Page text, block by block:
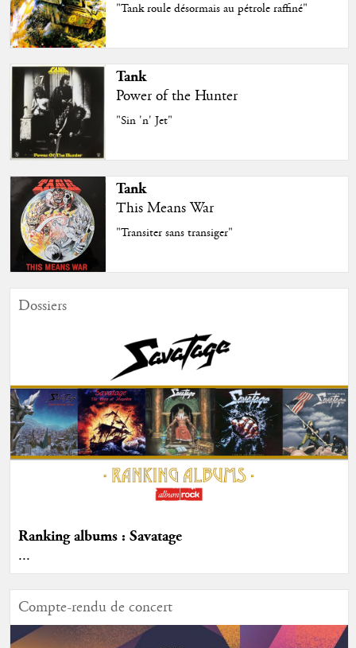
"Tank roule désormais au pétrole raffiné"
Tank
Power of the Hunter
"Sin 'n' Jet"
Tank
This Means War
"Transiter sans transiger"
Dossiers
Ranking albums : Savatage
...
Compte-rendu de concert